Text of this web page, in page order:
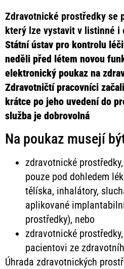
Zdravotnické prostředky se
který lze vystavit v listinné
Státní ústav pro kontrolu
neděli před létem novou
elektronický poukaz na
Zdravotničtí pracovníci
krátce po jeho uvedení do
služba je dobrovolná
Na poukaz musejí
zdravotnické
pouze pod dohledem
tělíska, inhalátory,
aplikované
prostředky), nebo
zdravotnické
pacientovi ze
Úhrada zdravotnických